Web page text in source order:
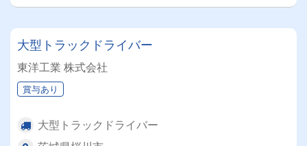
大型トラックドライバー
東洋工業 株式会社
賞与あり
大型トラックドライバー